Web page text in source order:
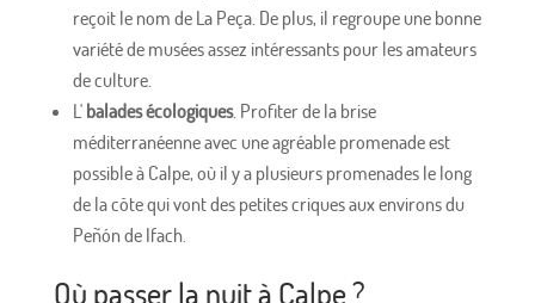
reçoit le nom de La Peça. De plus, il regroupe une bonne
variété de musées assez intéressants pour les amateurs
de culture.
L' balades écologiques. Profiter de la brise
méditerranéenne avec une agréable promenade est
possible à Calpe, où il y a plusieurs promenades le long
de la côte qui vont des petites criques aux environs du
Peñón de Ifach.
Où passer la nuit à Calpe ?